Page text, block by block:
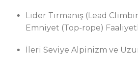
Lider Tırmanış (Lead
Emniyet (Top-rope)
İleri Seviye Alpinizm ve